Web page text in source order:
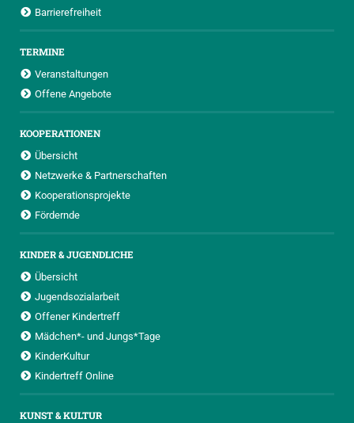
Barrierefreiheit
TERMINE
Veranstaltungen
Offene Angebote
KOOPERATIONEN
Übersicht
Netzwerke & Partnerschaften
Kooperationsprojekte
Fördernde
KINDER & JUGENDLICHE
Übersicht
Jugendsozialarbeit
Offener Kindertreff
Mädchen*- und Jungs*Tage
KinderKultur
Kindertreff Online
KUNST & KULTUR